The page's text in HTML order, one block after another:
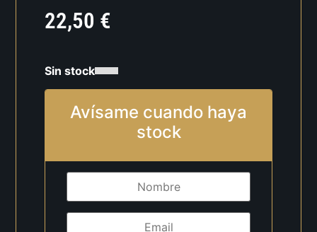
22,50 €
Sin stock
Avísame cuando haya
stock